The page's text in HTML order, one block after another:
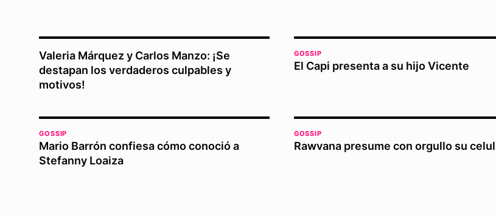
Valeria Márquez y Carlos Manzo: ¡Se
destapan los verdaderos culpables y
motivos!
GOSSIP
El Capi presenta a su hijo Vicente
GOSSIP
Mario Barrón confiesa cómo conoció a
Stefanny Loaiza
GOSSIP
Rawvana presume con orgullo su